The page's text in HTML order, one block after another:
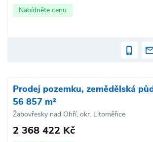
Nabídněte cenu
Prodej pozemku, zemědělská
56 857 m²
Žabovřesky nad Ohří, okr. Litoměřice
2 368 422 Kč